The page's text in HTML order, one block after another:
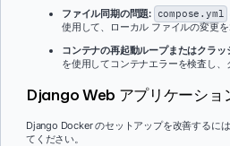
ファイル同期の問題: compose.yml
使用して、ローカル ファイルの変更を
コンテナの再起動ループまたはクラッ
を使用してコンテナエラーを検査し、
Django Web アプリケーショ
Django Docker のセットアップを改善するに
てください。